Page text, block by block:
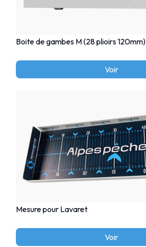
Boite de gambes M (28 plioirs 120mm)
Voir
Mesure pour Lavaret
Voir